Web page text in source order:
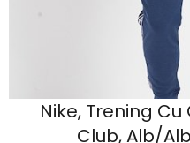
Nike, Trening Cu
Club, Alb/